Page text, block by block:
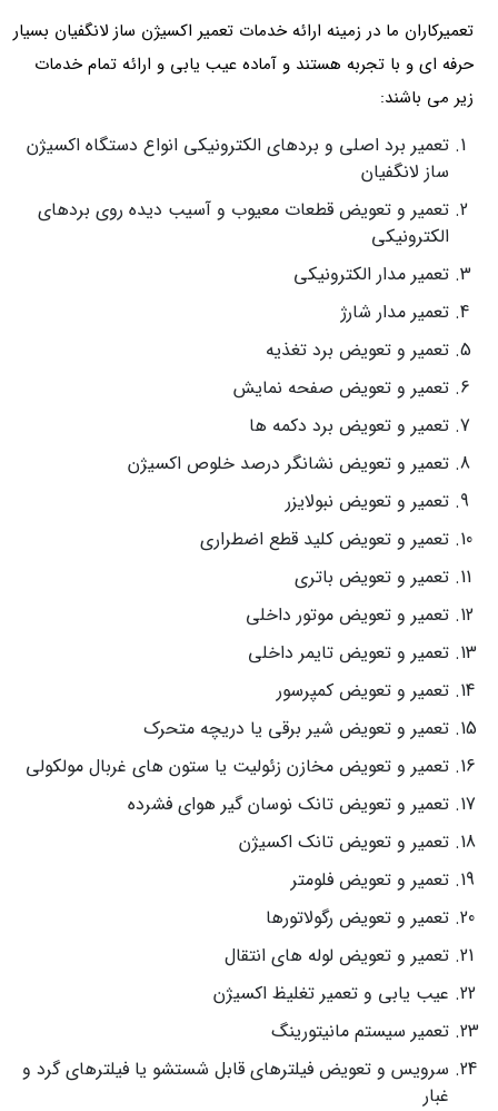
تعمیرکاران ما در زمینه ارائه خدمات تعمیر اکسیژن ساز لانگفیان بسیار
حرفه ای و با تجربه هستند و آماده عیب یابی و ارائه تمام خدمات
زیر می باشند:
تعمیر برد اصلی و بردهای الکترونیکی انواع دستگاه اکسیژن
ساز لانگفیان
تعمیر و تعویض قطعات معیوب و آسیب دیده روی بردهای
الکترونیکی
تعمیر مدار الکترونیکی
تعمیر مدار شارژ
تعمیر و تعویض برد تغذیه
تعمیر و تعویض صفحه نمایش
تعمیر و تعویض برد دکمه ها
تعمیر و تعویض نشانگر درصد خلوص اکسیژن
تعمیر و تعویض نبولایزر
تعمیر و تعویض کلید قطع اضطراری
تعمیر و تعویض باتری
تعمیر و تعویض موتور داخلی
تعمیر و تعویض تایمر داخلی
تعمیر و تعویض کمپرسور
تعمیر و تعویض شیر برقی یا دریچه متحرک
تعمیر و تعویض مخازن زئولیت یا ستون های غربال مولکولی
تعمیر و تعویض تانک نوسان گیر هوای فشرده
تعمیر و تعویض تانک اکسیژن
تعمیر و تعویض فلومتر
تعمیر و تعویض رگولاتورها
تعمیر و تعویض لوله های انتقال
عیب یابی و تعمیر تغلیظ اکسیژن
تعمیر سیستم مانیتورینگ
سرویس و تعویض فیلترهای قابل شستشو یا فیلترهای گرد و
غبار